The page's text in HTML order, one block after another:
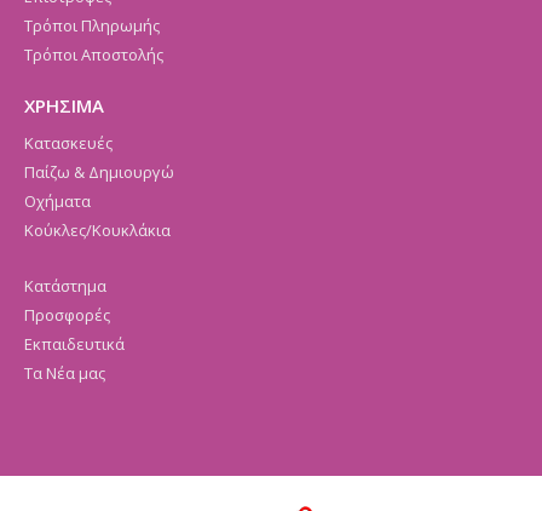
Τρόποι Πληρωμής
Τρόποι Αποστολής
ΧΡΗΣΙΜΑ
Κατασκευές
Παίζω & Δημιουργώ
Οχήματα
Κούκλες/Κουκλάκια
Κατάστημα
Προσφορές
Εκπαιδευτικά
Τα Νέα μας